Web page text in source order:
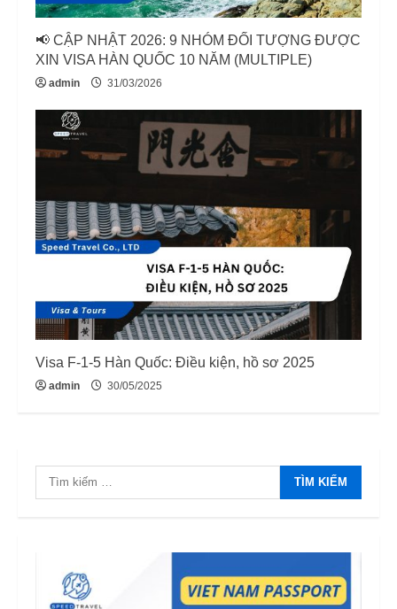
📢 CẬP NHẬT 2026: 9 NHÓM ĐỐI TƯỢNG ĐƯỢC
XIN VISA HÀN QUỐC 10 NĂM (MULTIPLE)
admin 31/03/2026
Visa F-1-5 Hàn Quốc: Điều kiện, hồ sơ 2025
admin 30/05/2025
Tìm
kiếm